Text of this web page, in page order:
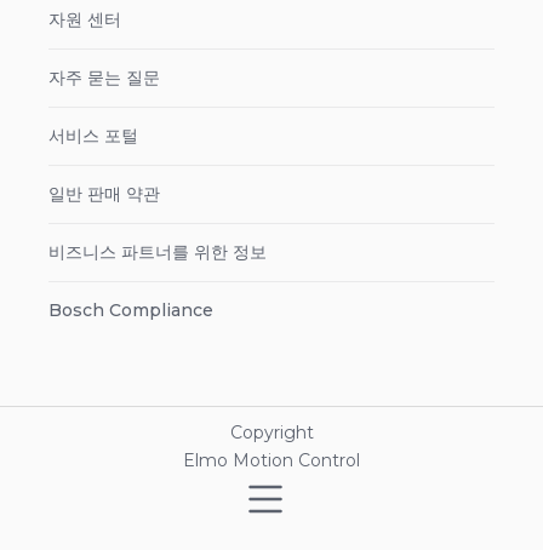
자원 센터
자주 묻는 질문
서비스 포털
일반 판매 약관
비즈니스 파트너를 위한 정보
Bosch Compliance
Copyright
Elmo Motion Control